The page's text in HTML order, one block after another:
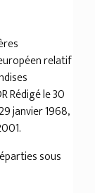
relatif
Rédigé le 30
janvier 1968,
sous